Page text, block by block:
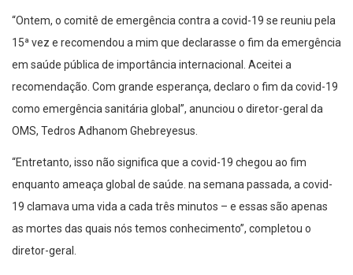
“Ontem, o comitê de emergência contra a covid-19 se reuniu pela
15ª vez e recomendou a mim que declarasse o fim da emergência
em saúde pública de importância internacional. Aceitei a
recomendação. Com grande esperança, declaro o fim da covid-19
como emergência sanitária global”, anunciou o diretor-geral da
OMS, Tedros Adhanom Ghebreyesus.
“Entretanto, isso não significa que a covid-19 chegou ao fim
enquanto ameaça global de saúde. na semana passada, a covid-
19 clamava uma vida a cada três minutos – e essas são apenas
as mortes das quais nós temos conhecimento”, completou o
diretor-geral.